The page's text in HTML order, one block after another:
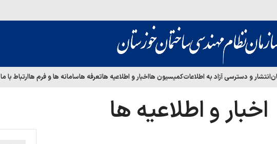
انتشار و دسترسی آزاد به اطلاعاتکمیسیون هااخبار و اطلاعیه هاتعرفه هاسامانه ها و فرم هاارتباط با ما
اخبار و اطلاعیه ها